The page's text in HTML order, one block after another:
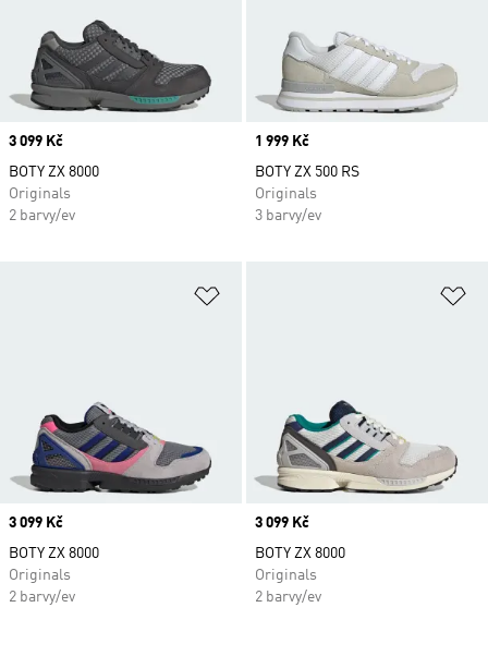
Price
3 099 Kč
BOTY ZX 8000
Originals
2 barvy/ev
Price
1 999 Kč
BOTY ZX 500 RS
Originals
3 barvy/ev
Price
3 099 Kč
BOTY ZX 8000
Originals
2 barvy/ev
Price
3 099 Kč
BOTY ZX 8000
Originals
2 barvy/ev